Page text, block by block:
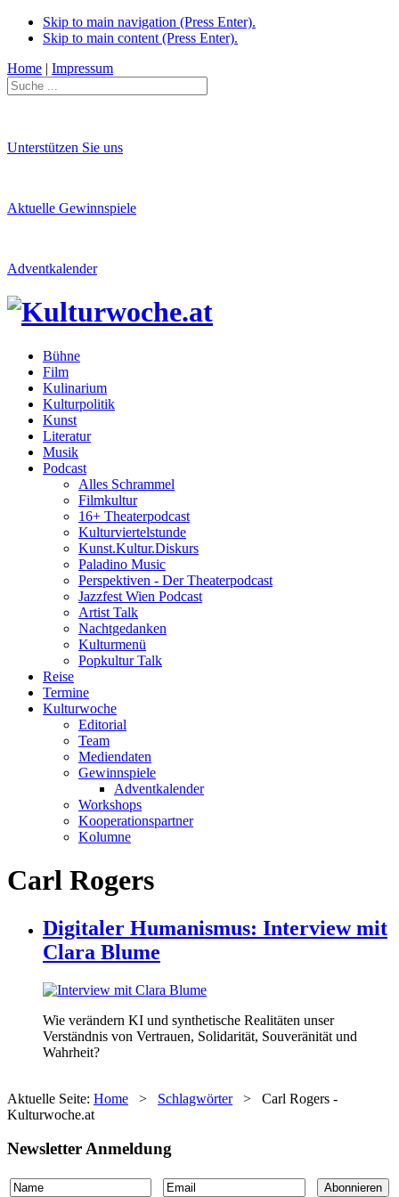
Skip to main navigation (Press Enter).
Skip to main content (Press Enter).
Home | Impressum
Unterstützen Sie uns
Aktuelle Gewinnspiele
Adventkalender
Bühne
Film
Kulinarium
Kulturpolitik
Kunst
Literatur
Musik
Podcast
Alles Schrammel
Filmkultur
16+ Theaterpodcast
Kulturviertelstunde
Kunst.Kultur.Diskurs
Paladino Music
Perspektiven - Der Theaterpodcast
Jazzfest Wien Podcast
Artist Talk
Nachtgedanken
Kulturmenü
Popkultur Talk
Reise
Termine
Kulturwoche
Editorial
Team
Mediendaten
Gewinnspiele
Adventkalender
Workshops
Kooperationspartner
Kolumne
Carl Rogers
Digitaler Humanismus: Interview mit
Clara Blume
Wie verändern KI und synthetische Realitäten unser
Verständnis von Vertrauen, Solidarität, Souveränität und
Wahrheit?
Aktuelle Seite: Home > Schlagwörter > Carl Rogers -
Kulturwoche.at
Newsletter Anmeldung